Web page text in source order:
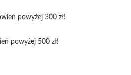
powyżej 300 zł!
powyżej 500 zł!